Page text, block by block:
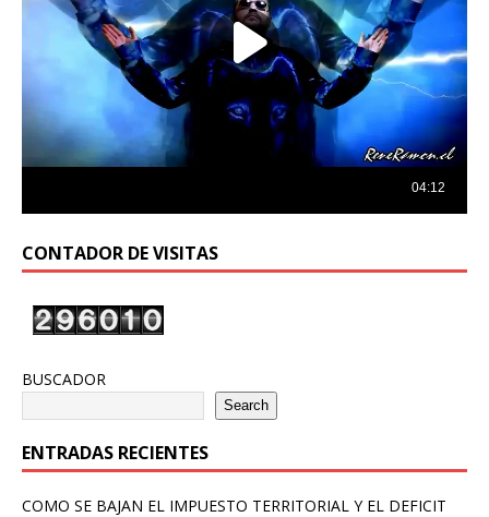
CONTADOR DE VISITAS
BUSCADOR
Search
ENTRADAS RECIENTES
COMO SE BAJAN EL IMPUESTO TERRITORIAL Y EL DEFICIT